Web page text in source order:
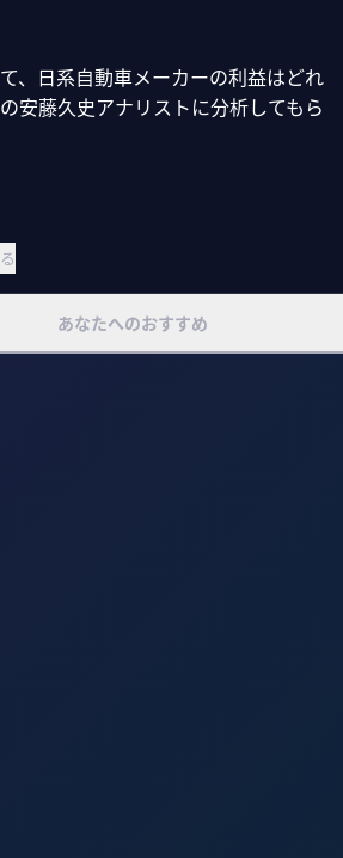
、日系自動車メーカーの利益はどれ
安藤久史アナリストに分析してもら
あなたへのおすすめ